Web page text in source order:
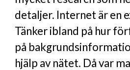
detaljer. Internet är en
Tänker ibland på hur
på
hjälp av nätet. Då var